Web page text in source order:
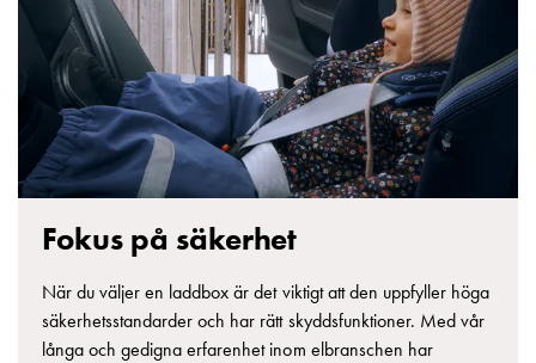
Studentsida
Produkter
gymnasieskolor
Stories
Integritetspolicy
Ladda
Svenska
English
Fokus på säkerhet
När du väljer en laddbox är det viktigt att den uppfyller höga
säkerhetsstandarder och har rätt skyddsfunktioner. Med vår
långa och gedigna erfarenhet inom elbranschen har